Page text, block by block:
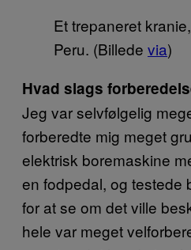
Et trepaneret
Peru. (Billede via)
Hvad slags
Jeg var selvfølgelig
forberedte mig meget
elektrisk boremaskine
en fodpedal, og testede
for at se om det ville
hele var meget